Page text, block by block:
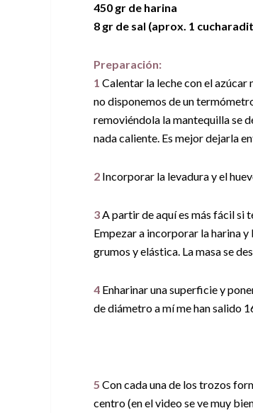
450 gr de harina
8 gr de sal (aprox. 1
Preparación:
1 Calentar la leche con el azúcar
no disponemos de un
removiéndola la mantequilla se
nada caliente. Es mejor dejarla
2 Incorporar la levadura y el
3A partir de aquí es más fácil si
Empezar a incorporar la harina y
grumos y elástica. La masa se
4 Enharinar una superficie y
de diámetro a mí me han salido
5 Con cada una de los trozos
centro (en el video se ve muy